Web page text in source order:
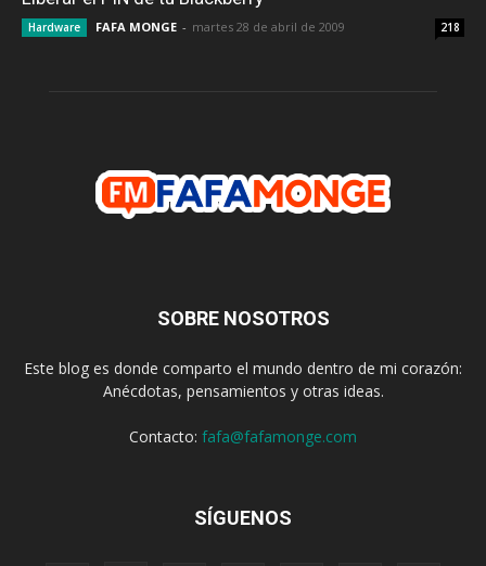
Hardware FAFA MONGE - martes 28 de abril de 2009 218
SOBRE NOSOTROS
Este blog es donde comparto el mundo dentro de mi corazón:
Anécdotas, pensamientos y otras ideas.
Contacto: fafa@fafamonge.com
SÍGUENOS